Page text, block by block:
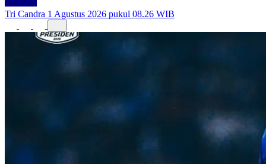
Tri Candra 1 Agustus 2026 pukul 08.26 WIB